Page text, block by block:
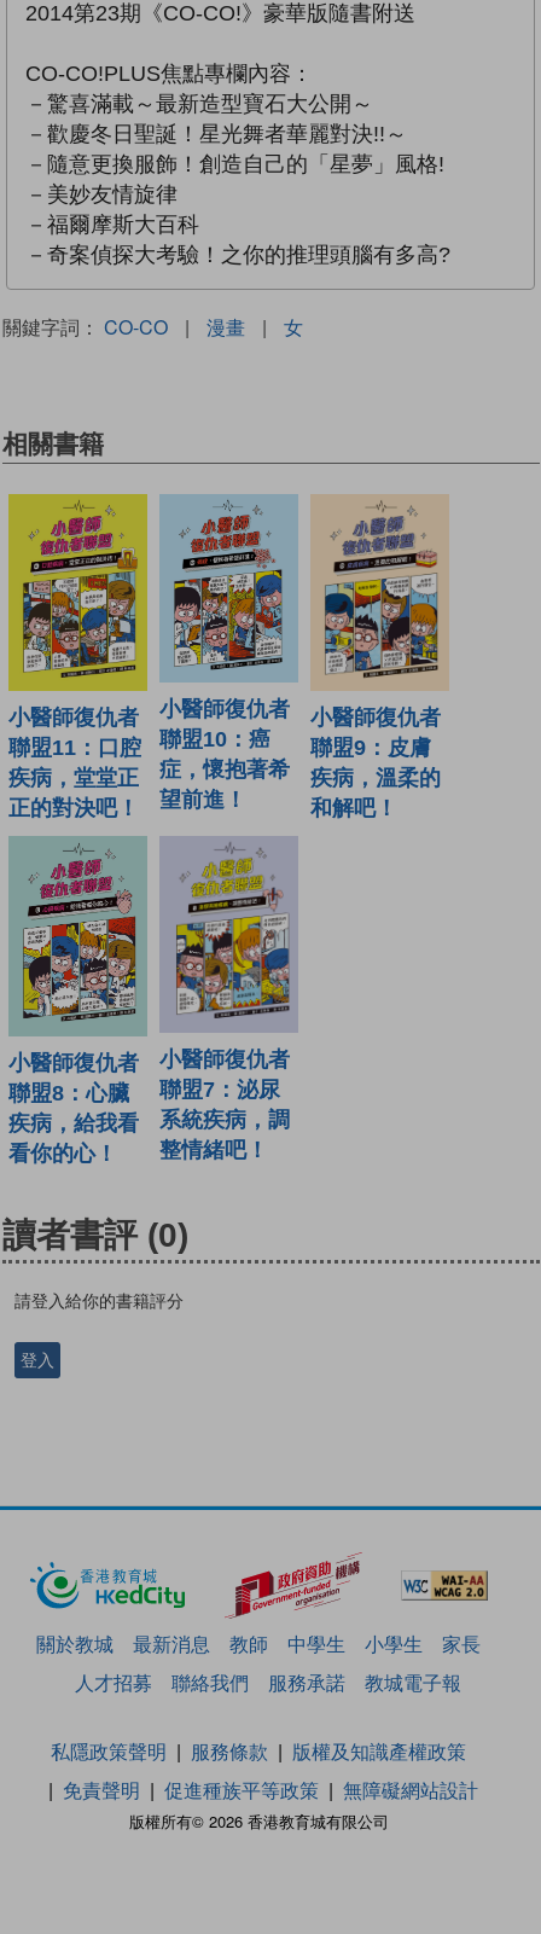
2014第23期《CO-CO!》豪華版隨書附送
CO-CO!PLUS焦點專欄內容：
－驚喜滿載～最新造型寶石大公開～
－歡慶冬日聖誕！星光舞者華麗對決!!～
－隨意更換服飾！創造自己的「星夢」風格!
－美妙友情旋律
－福爾摩斯大百科
－奇案偵探大考驗！之你的推理頭腦有多高?
關鍵字詞： CO-CO | 漫畫 | 女
相關書籍
小醫師復仇者
聯盟11：口腔
疾病，堂堂正
正的對決吧！
小醫師復仇者
聯盟10：癌
症，懷抱著希
望前進！
小醫師復仇者
聯盟9：皮膚
疾病，溫柔的
和解吧！
小醫師復仇者
聯盟8：心臟
疾病，給我看
看你的心！
小醫師復仇者
聯盟7：泌尿
系統疾病，調
整情緒吧！
讀者書評 (0)
請登入給你的書籍評分
登入
關於教城 最新消息 教師 中學生 小學生
家長
人才招募
聯絡我們 服務承諾 教城電子報
版權所有© 2026 香港教育城有限公司
私隱政策聲明 服務條款
版權及知識產權政策
免責聲明
促進種族平等政策 無障礙網站設計